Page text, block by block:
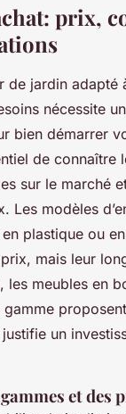
prix,
de jardin adapté
nécessite
bien démarrer
de connaître
sur le marché
Les modèles
plastique ou
mais leur
les meubles en
un
et des